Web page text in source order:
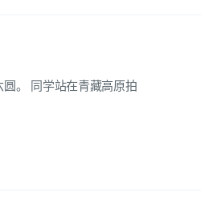
。 同学站在青藏高原拍